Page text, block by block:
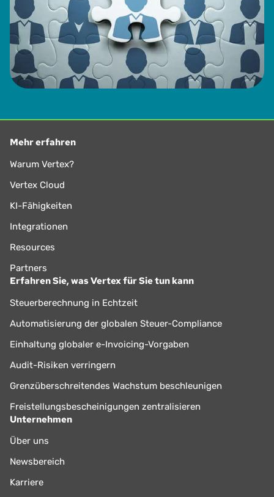
Mehr erfahren
Warum Vertex?
Vertex Cloud
KI-Fähigkeiten
Integrationen
Resources
Partners
Erfahren Sie, was Vertex für Sie tun kann
Steuerberechnung in Echtzeit
Automatisierung der globalen Steuer-Compliance
Einhaltung globaler e-Invoicing-Vorgaben
Audit-Risiken verringern
Grenzüberschreitendes Wachstum beschleunigen
Freistellungsbescheinigungen zentralisieren
Unternehmen
Über uns
Newsbereich
Karriere